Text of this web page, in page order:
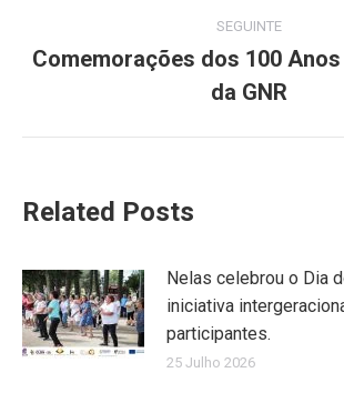
SEGUINTE
post:
Comemorações dos 100
da GNR
Related Posts
Nelas celebrou o Dia
iniciativa
participantes.
25 Julho 2026